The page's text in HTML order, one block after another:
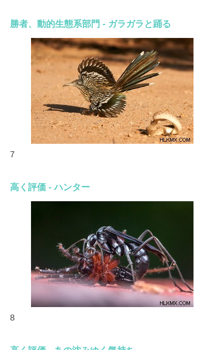
勝者、動的生態系部門 - ガラガラと踊る
7
高く評価 - ハンター
8